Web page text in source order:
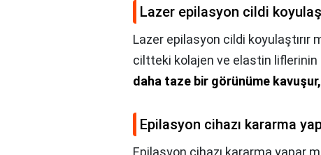
Lazer epilasyon cildi
Lazer epilasyon cildi koyulaştırır
ciltteki kolajen ve elastin liflerinin
daha taze bir görünüme
Epilasyon cihazı kararma
Epilasyon cihazı kararma yapar